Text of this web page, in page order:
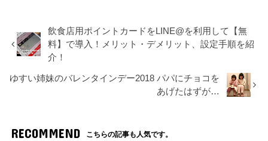
飲食店用ポイントカードをLINE@を利用して【無
料】で導入！メリット・デメリット、設定手順を紹
介！
ゆすい姉妹のバレンタインデー2018 パパにチョコを
あげたはずが…
RECOMMEND こちらの記事も人気です。